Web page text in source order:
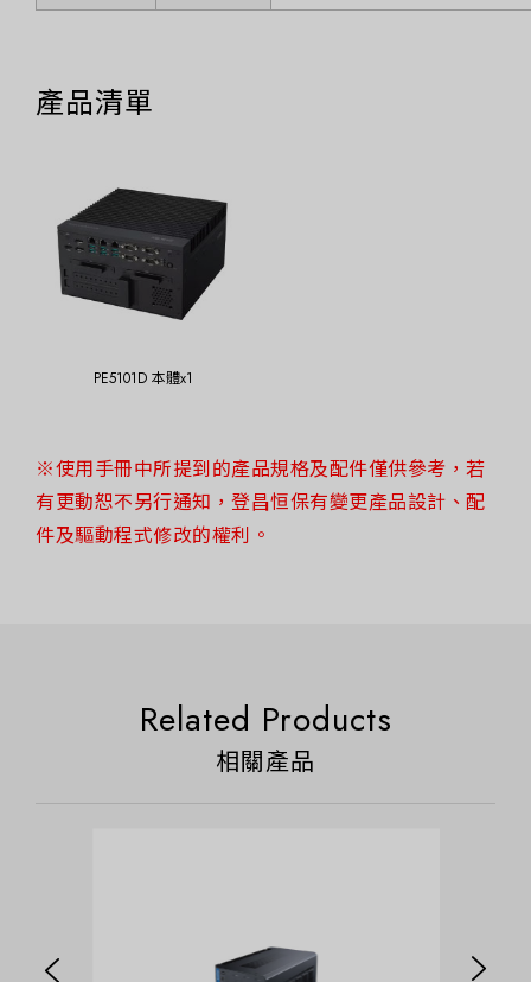
產品清單
PE5101D 本體x1
※使用手冊中所提到的產品規格及配件僅供參考，若
有更動恕不另行通知，登昌恒保有變更產品設計、配
件及驅動程式修改的權利。
Related Products
相關產品